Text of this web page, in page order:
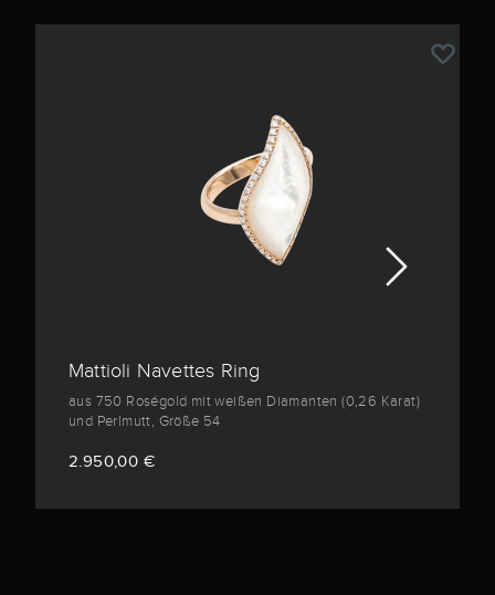
Mattioli Navettes Ring
aus 750 Roségold mit weißen Diamanten (0,26 Karat)
und Perlmutt, Größe 54
2.950,00 €